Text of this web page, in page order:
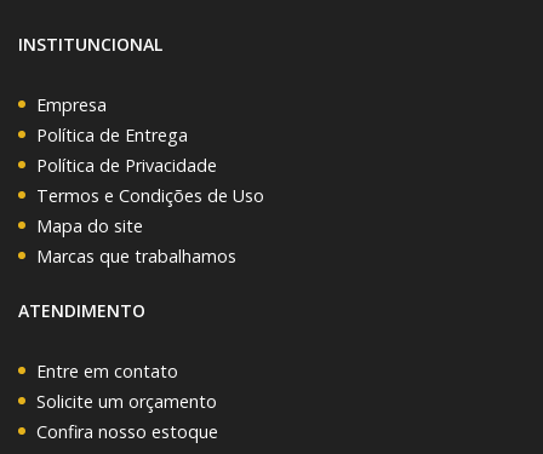
INSTITUNCIONAL
Empresa
Política de Entrega
Política de Privacidade
Termos e Condições de Uso
Mapa do site
Marcas que trabalhamos
ATENDIMENTO
Entre em contato
Solicite um orçamento
Confira nosso estoque